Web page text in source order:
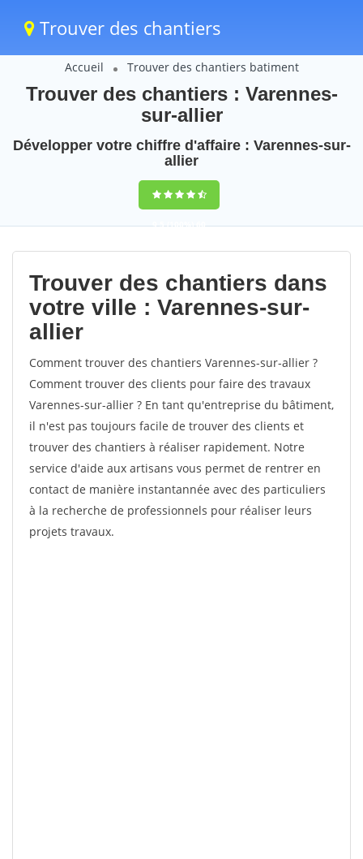
Trouver des chantiers
Accueil Trouver des chantiers batiment
Trouver des chantiers : Varennes-
sur-allier
Développer votre chiffre d'affaire : Varennes-sur-
allier
9,5(100%)60
votes
Trouver des chantiers dans
votre ville : Varennes-sur-
allier
Comment trouver des chantiers Varennes-sur-allier ?
Comment trouver des clients pour faire des travaux
Varennes-sur-allier ? En tant qu'entreprise du bâtiment,
il n'est pas toujours facile de trouver des clients et
trouver des chantiers à réaliser rapidement. Notre
service d'aide aux artisans vous permet de rentrer en
contact de manière instantannée avec des particuliers
à la recherche de professionnels pour réaliser leurs
projets travaux.